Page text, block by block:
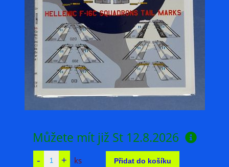
Můžete mít již St 12.8.2026
ks